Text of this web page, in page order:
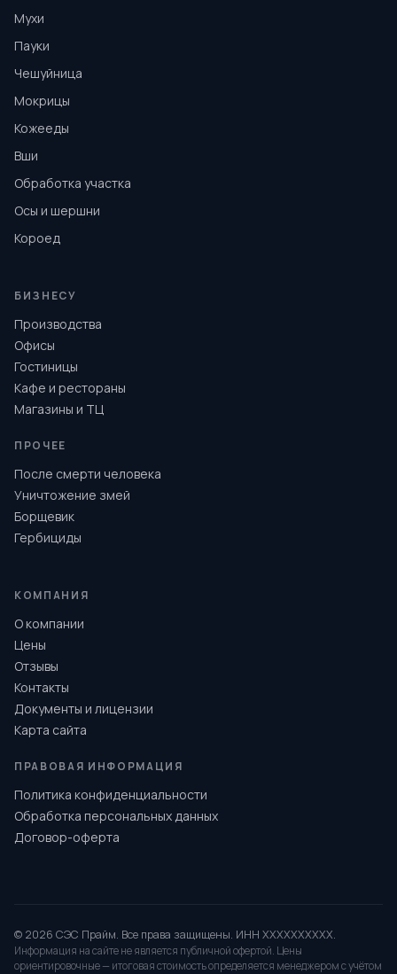
Мухи
Пауки
Чешуйница
Мокрицы
Кожееды
Вши
Обработка участка
Осы и шершни
Короед
БИЗНЕСУ
Производства
Офисы
Гостиницы
Кафе и рестораны
Магазины и ТЦ
ПРОЧЕЕ
После смерти человека
Уничтожение змей
Борщевик
Гербициды
КОМПАНИЯ
О компании
Цены
Отзывы
Контакты
Документы и лицензии
Карта сайта
ПРАВОВАЯ ИНФОРМАЦИЯ
Политика конфиденциальности
Обработка персональных данных
Договор-оферта
© 2026 СЭС Прайм. Все права защищены. ИНН XXXXXXXXXX.
Информация на сайте не является публичной офертой. Цены
ориентировочные — итоговая стоимость определяется менеджером с учётом